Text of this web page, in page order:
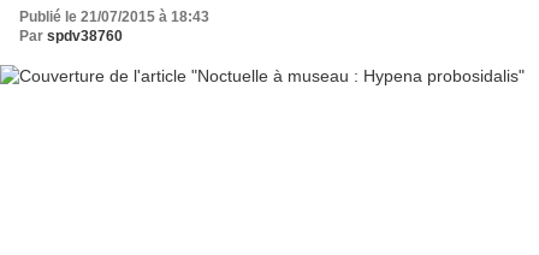
Publié le 21/07/2015 à 18:43
Par spdv38760